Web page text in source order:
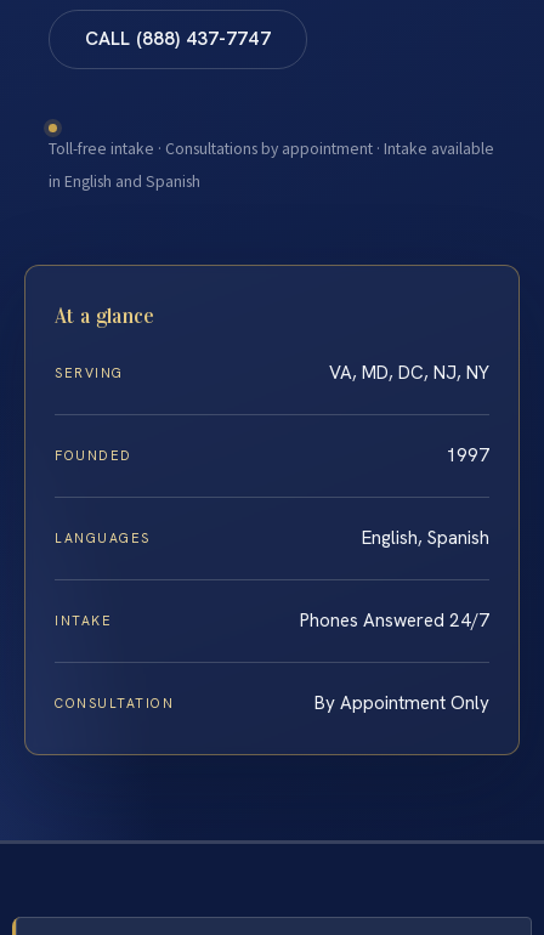
CALL (888) 437-7747
Toll-free intake · Consultations by appointment · Intake available
in English and Spanish
At a glance
SERVING VA, MD, DC, NJ, NY
FOUNDED 1997
LANGUAGES English, Spanish
INTAKE Phones Answered 24/7
CONSULTATION By Appointment Only